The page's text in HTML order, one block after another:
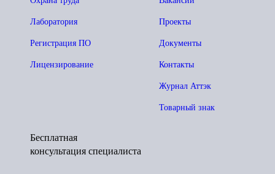
Проекты
Документы
Контакты
Журнал Аттэк
Товарный знак
Лаборатория
Регистрация ПО
Лицензирование
Бесплатная
консультация специалиста